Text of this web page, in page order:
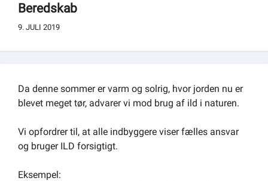
Tsunami
Planportal
Beredskab
9. JULI 2019
Da denne sommer er varm og solrig, hvor jorden nu er
blevet meget tør, advarer vi mod brug af ild i naturen.
Vi opfordrer til, at alle indbyggere viser fælles ansvar
og bruger ILD forsigtigt.
Eksempel: